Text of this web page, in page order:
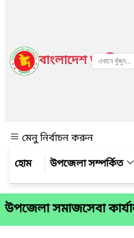
বাংলাদেশ জাতীয়
মেনু নির্বাচন করুন
উপজেলা সম্পর্কিত
উপজেলা সমাজসেবা